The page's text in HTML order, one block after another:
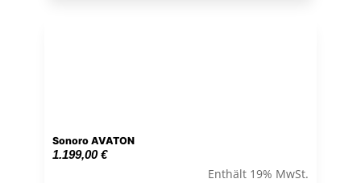
Sonoro AVATON
1.199,00€
Enthält 19% MwSt.